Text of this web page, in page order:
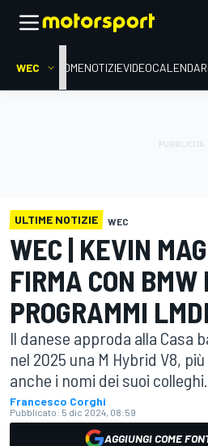
WEC HOMENOTIZIEVIDEO
ULTIME NOTIZIE WEC
WEC | KEVIN
FIRMA CON BMW
PROGRAMMI
Il danese approda alla Casa
nel 2025 una M Hybrid V8,
anche i nomi dei suoi colleghi.
Francesco Corghi
Pubblicato: 5 dic 2024, 08:59
AGGIUNGI COME